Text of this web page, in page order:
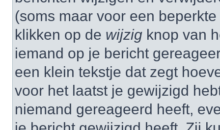
(soms maar voor een
klikken op de wijzig knop van
iemand op je bericht
een klein tekstje dat zegt
voor het laatst je gewijzigd
niemand gereageerd heeft,